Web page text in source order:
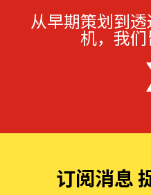
从早期策划到
机，我
订阅消息